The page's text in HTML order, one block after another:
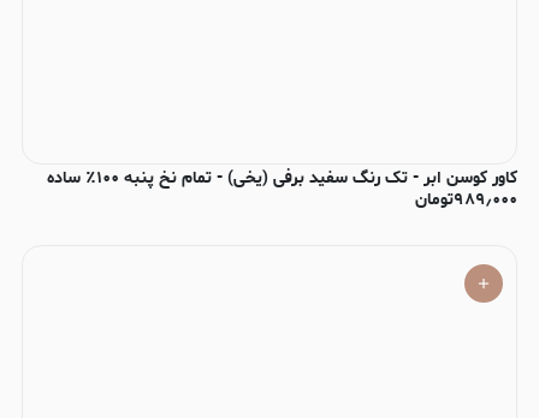
کاور کوسن ابر - تک رنگ سفید برفی (یخی) - تمام نخ پنبه ۱۰۰٪ ساده
۹۸۹٫۰۰۰تومان